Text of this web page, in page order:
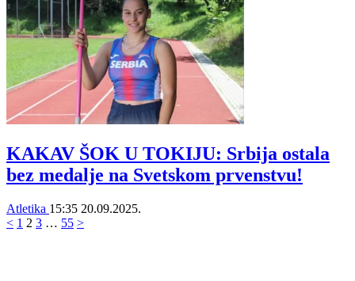
KAKAV ŠOK U TOKIJU: Srbija ostala
bez medalje na Svetskom prvenstvu!
Atletika 15:35 20.09.2025.
< 1 2 3 … 55 >